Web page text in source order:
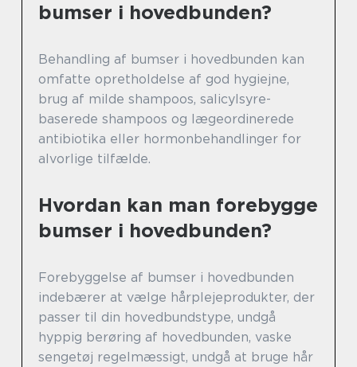
bumser i hovedbunden?
Behandling af bumser i hovedbunden kan
omfatte opretholdelse af god hygiejne,
brug af milde shampoos, salicylsyre-
baserede shampoos og lægeordinerede
antibiotika eller hormonbehandlinger for
alvorlige tilfælde.
Hvordan kan man forebygge
bumser i hovedbunden?
Forebyggelse af bumser i hovedbunden
indebærer at vælge hårplejeprodukter, der
passer til din hovedbundstype, undgå
hyppig berøring af hovedbunden, vaske
sengetøj regelmæssigt, undgå at bruge hår